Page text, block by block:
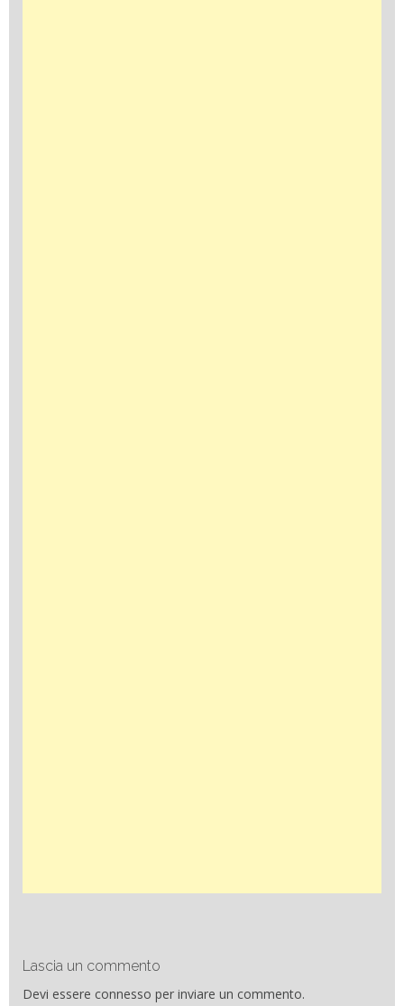
Lascia un commento
Devi essere connesso per inviare un commento.